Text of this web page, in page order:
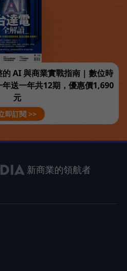
AI 與商業實戰指南 | 數位時
送一年共12期，優惠價1,690
元
即訂閱 >>
新商業的領航者